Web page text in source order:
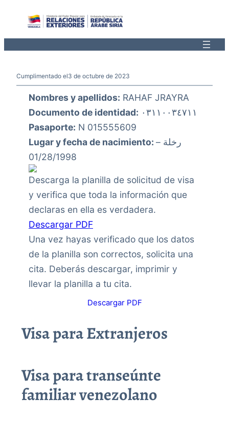
Cumplimentado el3 de octubre de 2023
Nombres y apellidos: RAHAF JRAYRA
Documento de identidad: ٠٣١١٠٠٣٤٧١١
Pasaporte: N 015555609
Lugar y fecha de nacimiento: رخلة –
01/28/1998
Descarga la planilla de solicitud de visa
y verifica que toda la información que
declaras en ella es verdadera.
Descargar PDF
Una vez hayas verificado que los datos
de la planilla son correctos, solicita una
cita. Deberás descargar, imprimir y
llevar la planilla a tu cita.
Descargar PDF
Visa para Extranjeros
Visa para transeúnte
familiar venezolano